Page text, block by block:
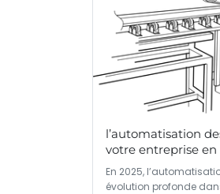
l’automatisation
votre entreprise en
En 2025,
évolution profonde